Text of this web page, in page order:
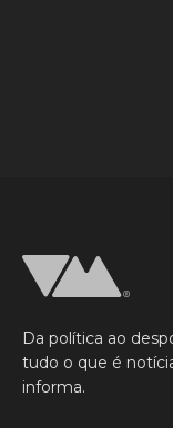
Da política ao
tudo o que é
informa.